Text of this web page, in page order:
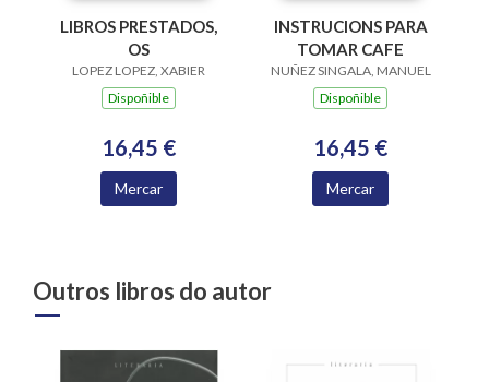
LIBROS PRESTADOS,
OS
LOPEZ LOPEZ, XABIER
Dispoñible
16,45 €
Mercar
INSTRUCIONS PARA
TOMAR CAFE
NUÑEZ SINGALA, MANUEL
Dispoñible
16,45 €
Mercar
Outros libros do autor